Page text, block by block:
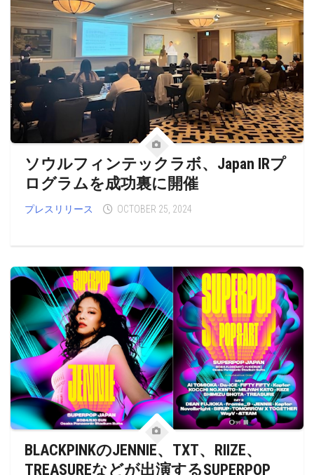
ソウルフィンテックラボ、Japan IRプ
ログラムを成功裏に開催
プレスリリース OCTOBER 25, 2024
BLACKPINKのJENNIE、TXT、RIIZE、
TREASUREなどが出演するSUPERPOP